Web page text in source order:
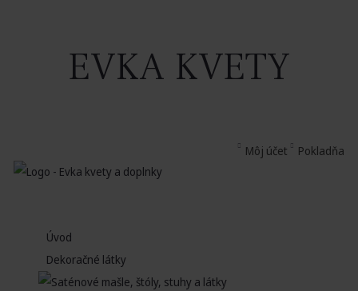
EVKA KVETY
Môj účet Pokladňa
Úvod
Dekoračné látky